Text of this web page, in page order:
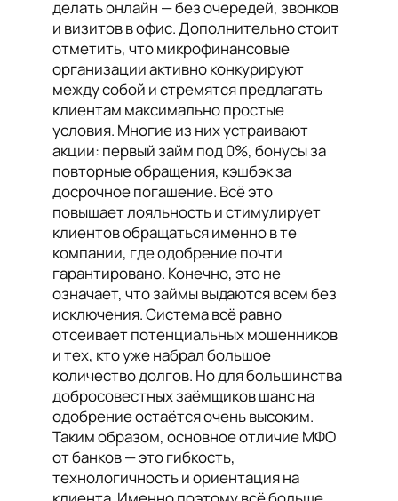
делать онлайн — без очередей, звонков
и визитов в офис. Дополнительно стоит
отметить, что микрофинансовые
организации активно конкурируют
между собой и стремятся предлагать
клиентам максимально простые
условия. Многие из них устраивают
акции: первый займ под 0%, бонусы за
повторные обращения, кэшбэк за
досрочное погашение. Всё это
повышает лояльность и стимулирует
клиентов обращаться именно в те
компании, где одобрение почти
гарантировано. Конечно, это не
означает, что займы выдаются всем без
исключения. Система всё равно
отсеивает потенциальных мошенников
и тех, кто уже набрал большое
количество долгов. Но для большинства
добросовестных заёмщиков шанс на
одобрение остаётся очень высоким.
Таким образом, основное отличие МФО
от банков — это гибкость,
технологичность и ориентация на